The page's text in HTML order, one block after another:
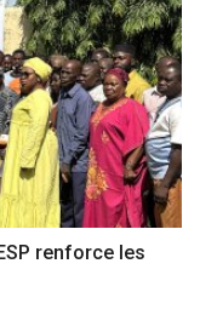
renforce les